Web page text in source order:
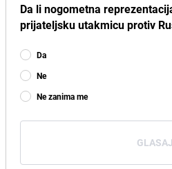
Da li nogometna
prijateljsku utakmicu protiv
Da
Ne
Ne zanima me
GLASAJ